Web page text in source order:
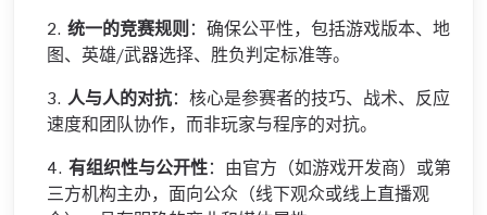
2. 统一的竞赛规则：确保公平性，包括游戏版本、地
图、英雄/武器选择、胜负判定标准等。
3. 人与人的对抗：核心是参赛者的技巧、战术、反应
速度和团队协作，而非玩家与程序的对抗。
4. 有组织性与公开性：由官方（如游戏开发商）或第
三方机构主办，面向公众（线下观众或线上直播观